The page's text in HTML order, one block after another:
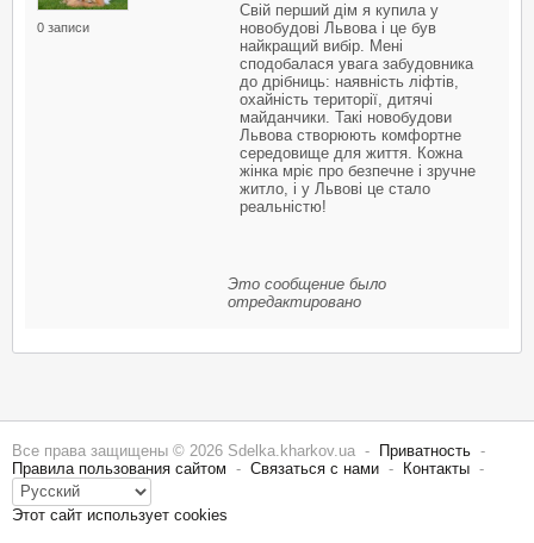
0 записи
Свій перший дім я купила у
новобудові Львова і це був
найкращий вибір. Мені
сподобалася увага забудовника
до дрібниць: наявність ліфтів,
охайність території, дитячі
майданчики. Такі новобудови
Львова створюють комфортне
середовище для життя. Кожна
жінка мріє про безпечне і зручне
житло, і у Львові це стало
реальністю!
Это сообщение было
отредактировано
Все права защищены © 2026 Sdelka.kharkov.ua - Приватность -
Правила пользования сайтом - Связаться с нами - Контакты -
Этот сайт использует cookies